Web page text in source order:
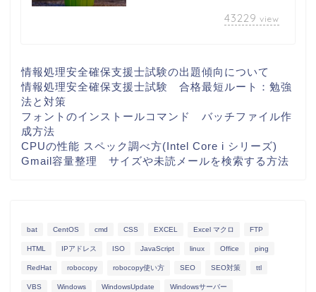
43229 view
情報処理安全確保支援士試験の出題傾向について
情報処理安全確保支援士試験 合格最短ルート：勉強
法と対策
フォントのインストールコマンド バッチファイル作
成方法
CPUの性能 スペック調べ方(Intel Core i シリーズ)
Gmail容量整理 サイズや未読メールを検索する方法
bat CentOS cmd CSS EXCEL Excel マクロ FTP
HTML IPアドレス ISO JavaScript linux Office ping
RedHat robocopy robocopy使い方 SEO SEO対策 ttl
VBS Windows WindowsUpdate Windowsサーバー